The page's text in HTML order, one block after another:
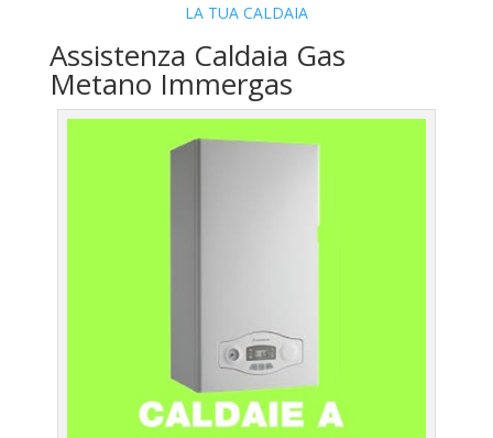
LA TUA CALDAIA
Assistenza Caldaia Gas
Metano Immergas